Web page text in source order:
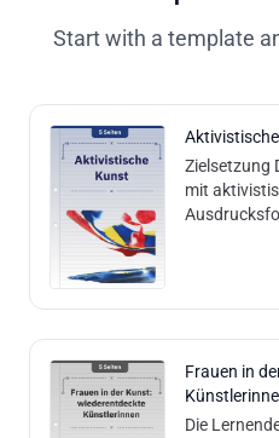
Start with a template
Zielsetzung
mit
Frauen in
Die